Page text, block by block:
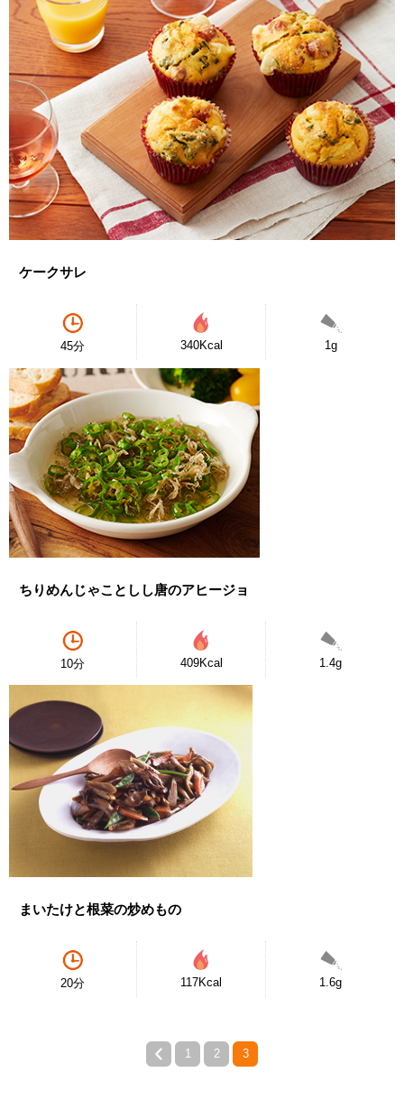
ケークサレ
45分 340Kcal 1g
ちりめんじゃことしし唐のアヒージョ
10分 409Kcal 1.4g
まいたけと根菜の炒めもの
20分 117Kcal 1.6g
1 2 3